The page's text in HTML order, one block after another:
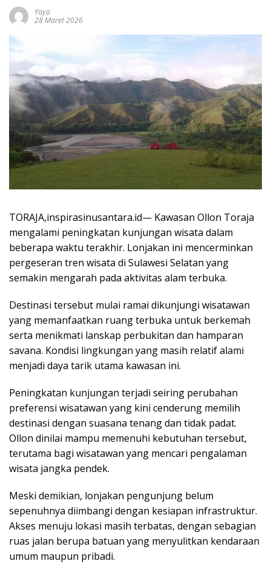
Yaya
28 Maret 2026
TORAJA,inspirasinusantara.id— Kawasan Ollon Toraja
mengalami peningkatan kunjungan wisata dalam
beberapa waktu terakhir. Lonjakan ini mencerminkan
pergeseran tren wisata di Sulawesi Selatan yang
semakin mengarah pada aktivitas alam terbuka.
Destinasi tersebut mulai ramai dikunjungi wisatawan
yang memanfaatkan ruang terbuka untuk berkemah
serta menikmati lanskap perbukitan dan hamparan
savana. Kondisi lingkungan yang masih relatif alami
menjadi daya tarik utama kawasan ini.
Peningkatan kunjungan terjadi seiring perubahan
preferensi wisatawan yang kini cenderung memilih
destinasi dengan suasana tenang dan tidak padat.
Ollon dinilai mampu memenuhi kebutuhan tersebut,
terutama bagi wisatawan yang mencari pengalaman
wisata jangka pendek.
Meski demikian, lonjakan pengunjung belum
sepenuhnya diimbangi dengan kesiapan infrastruktur.
Akses menuju lokasi masih terbatas, dengan sebagian
ruas jalan berupa batuan yang menyulitkan kendaraan
umum maupun pribadi.